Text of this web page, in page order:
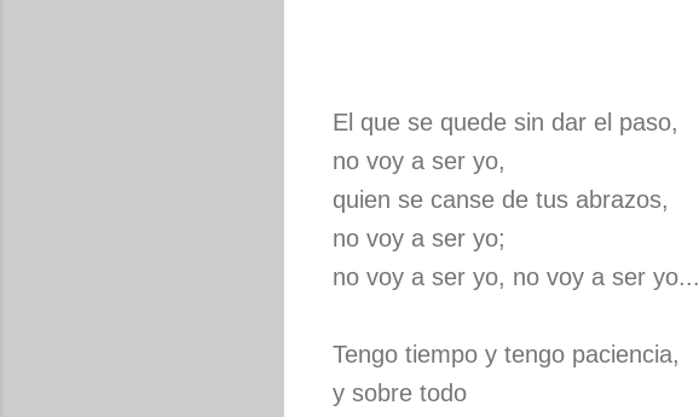
El que se quede sin dar el paso,
no voy a ser yo,
quien se canse de tus abrazos,
no voy a ser yo;
no voy a ser yo, no voy a ser yo...
Tengo tiempo y tengo paciencia,
y sobre todo